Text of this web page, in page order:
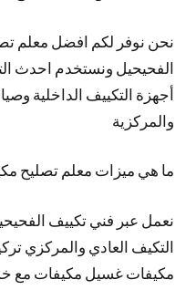
نحن نوفر لكم افضل معلم
الفحيحيل ونستخدم احدث
أجهزة التكييف الداخلية
والمركزية
ما هي ميزات معلم تصليح
نعمل عبر فني تكييف
التكيف العادي والمركزي
مكيفات غسيل مكيفات مع